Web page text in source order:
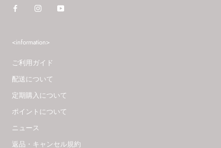
<information>
ご利用ガイド
配送について
定期購入について
ポイントについて
ニュース
返品・キャンセル規約